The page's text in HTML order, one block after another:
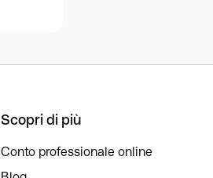
Scopri di più
Conto professionale online